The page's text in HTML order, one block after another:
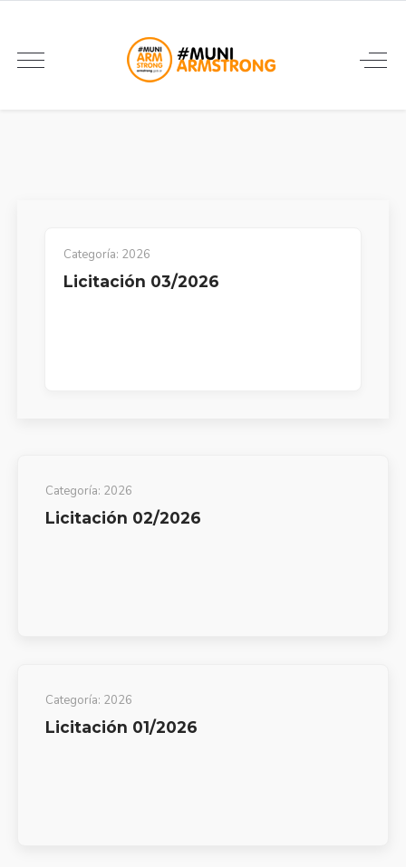
Categoría: 2026
Licitación 03/2026
Categoría: 2026
Licitación 02/2026
Categoría: 2026
Licitación 01/2026